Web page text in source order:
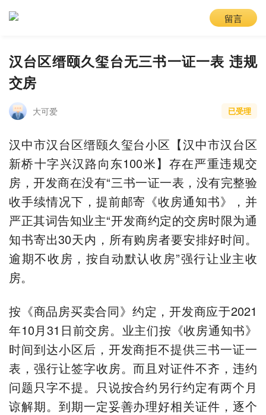
留言
汉台区缙颐久玺台无三书一证一表 违规
交房
大可爱 已受理
汉中市汉台区缙颐久玺台小区【汉中市汉台区
新桥十字兴汉路向东100米】存在严重违规交
房，开发商在没有“三书一证一表，没有完整验
收手续情况下，提前邮寄《收房通知书》，并
严正其词告知业主“开发商约定的交房时限为通
知书寄出30天内，所有购房者要安排好时间。
逾期不收房，按自动默认收房”强行让业主收
房。
按《商品房买卖合同》约定，开发商应于2021
年10月31日前交房。业主们按《收房通知书》
时间到达小区后，开发商拒不提供三书一证一
表，强行让签字收房。而且对证件不齐，违约
问题只字不提。只说按合约另行约定有两个月
谅解期。到期一定妥善办理好相关证件，逐个